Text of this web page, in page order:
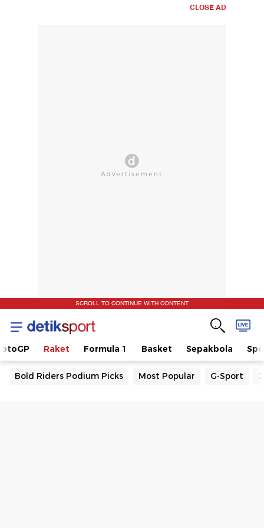
CLOSE AD
SCROLL TO CONTINUE WITH CONTENT
Raket Formula 1 Basket Sepakbola
Bold Riders Podium Picks Most Popular G-Sport